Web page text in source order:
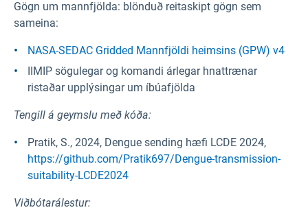
Gögn um mannfjölda: blönduð reitaskipt gögn sem
sameina:
NASA-SEDAC Gridded Mannfjöldi heimsins (GPW) v4
IIMIP sögulegar og komandi árlegar hnattrænar
ristaðar upplýsingar um íbúafjölda
Tengill á geymslu með kóða:
Pratik, S., 2024, Dengue sending hæfi LCDE 2024,
https://github.com/Pratik697/Dengue-transmission-
suitability-LCDE2024
Viðbótarálestur: